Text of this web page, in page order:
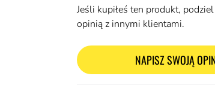
Jeśli kupiłeś ten produkt,
opinią z innymi klientami.
NAPISZ SWOJĄ